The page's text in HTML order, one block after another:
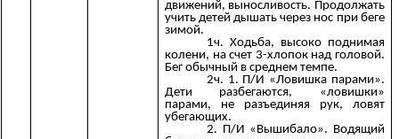
движений, выносливость. Продолжать
учить детей дышать через нос при беге
зимой.
1ч. Ходьба, высоко поднимая
колени, на счет 3-хлопок над головой.
Бег обычный в среднем темпе.
2ч. 1. П/И «Ловишка парами».
Дети разбегаются, «ловишки»
парами, не разъединяя рук, ловят
убегающих.
2. П/И «Вышибало». Водящий